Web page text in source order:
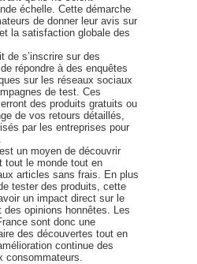
échelle. Cette démarche
de donner leur avis sur
la satisfaction globale des
de s’inscrire sur des
répondre à des enquêtes
sur les réseaux sociaux
de test. Ces
des produits gratuits ou
de vos retours détaillés,
par les entreprises pour
est un moyen de découvrir
tout le monde tout en
articles sans frais. En plus
tester des produits, cette
un impact direct sur le
des opinions honnêtes. Les
sont donc une
des découvertes tout en
continue des
consommateurs.